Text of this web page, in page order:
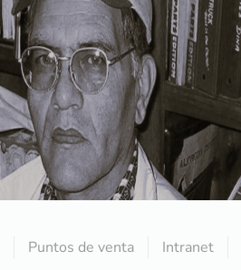
Puntos de venta Intranet